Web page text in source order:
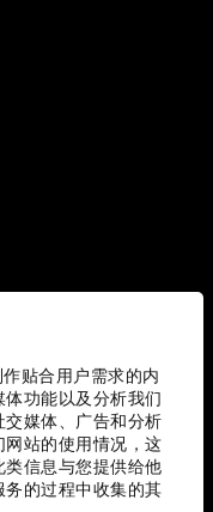
贴合用户需求的内
功能以及分析我们
媒体、广告和分析
站的使用情况，这
信息与您提供给他
的过程中收集的其